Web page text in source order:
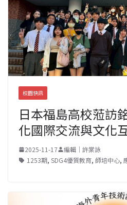
校園快訊
日本福島高校蒞訪
化國際交流與文化
2025-11-17
編輯｜許棠詠
1253期, SDG4優質教育, 師培中心,